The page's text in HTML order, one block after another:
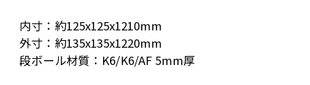
内寸：約125x125x1210mm
外寸：約135x135x1220mm
段ボール材質：K6/K6/AF 5mm厚